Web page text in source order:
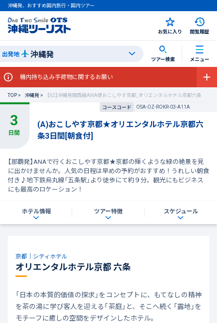
沖縄発、おすすめ国内旅行・国内ツアー
お気に入り 閲覧履歴
出発地 沖縄発 ツアー検索 メニュー
機内持ち込み手荷物に関するお願い
TOP 沖縄発
【62】沖縄発関西線ANA便おこしやす京都_オリエンタルホテル京都六条
コースコード
OSA-OZ-ROKR-03-A11A
(A)おこしやす京都★オリエンタルホテル京都六
条3日間[朝食付]
【那覇発】ANAで行くおこしやす京都★京都の輝くような緑の絶景を見
に出かけませんか。人気の日程は早めの予約がおすすめ！うれしい朝食
付き♪地下鉄烏丸線「五条駅」より徒歩にて約９分。観光にもビジネス
にも最高のロケーション！
ホテル情報 ツアー特徴 スケジュール
京都｜シティホテル
オリエンタルホテル京都 六条
「日本の本質的価値の探求」をコンセプトに、もてなしの精神
を茶の湯に学び客人を迎える「茶庭」と、そこへ続く「露地」を
モチーフに癒しの空間をデザインしたホテル。